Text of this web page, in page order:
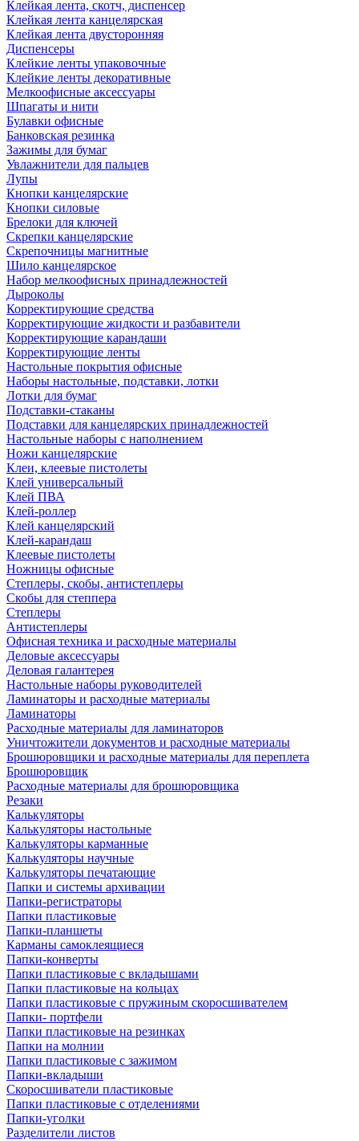
Клейкая лента, скотч, диспенсер
Клейкая лента канцелярская
Клейкая лента двусторонняя
Диспенсеры
Клейкие ленты упаковочные
Клейкие ленты декоративные
Мелкоофисные аксессуары
Шпагаты и нити
Булавки офисные
Банковская резинка
Зажимы для бумаг
Увлажнители для пальцев
Лупы
Кнопки канцелярские
Кнопки силовые
Брелоки для ключей
Скрепки канцелярские
Скрепочницы магнитные
Шило канцелярское
Набор мелкоофисных принадлежностей
Дыроколы
Корректирующие средства
Корректирующие жидкости и разбавители
Корректирующие карандаши
Корректирующие ленты
Настольные покрытия офисные
Наборы настольные, подставки, лотки
Лотки для бумаг
Подставки-стаканы
Подставки для канцелярских принадлежностей
Настольные наборы с наполнением
Ножи канцелярские
Клеи, клеевые пистолеты
Клей универсальный
Клей ПВА
Клей-роллер
Клей канцелярский
Клей-карандаш
Клеевые пистолеты
Ножницы офисные
Степлеры, скобы, антистеплеры
Скобы для степпера
Степлеры
Антистеплеры
Офисная техника и расходные материалы
Деловые аксессуары
Деловая галантерея
Настольные наборы руководителей
Ламинаторы и расходные материалы
Ламинаторы
Расходные материалы для ламинаторов
Уничтожители документов и расходные материалы
Брошюровщики и расходные материалы для переплета
Брошюровщик
Расходные материалы для брошюровщика
Резаки
Калькуляторы
Калькуляторы настольные
Калькуляторы карманные
Калькуляторы научные
Калькуляторы печатающие
Папки и системы архивации
Папки-регистраторы
Папки пластиковые
Папки-планшеты
Карманы самоклеящиеся
Папки-конверты
Папки пластиковые с вкладышами
Папки пластиковые на кольцах
Папки пластиковые с пружиным скоросшивателем
Папки- портфели
Папки пластиковые на резинках
Папки на молнии
Папки пластиковые с зажимом
Папки-вкладыши
Скоросшиватели пластиковые
Папки пластиковые с отделениями
Папки-уголки
Разделители листов